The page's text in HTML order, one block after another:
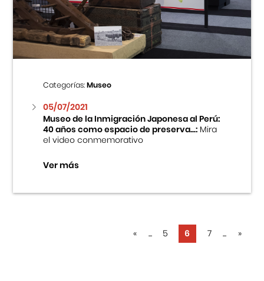
Categorías:Museo
05/07/2021
Museo de la Inmigración Japonesa al Perú:
40 años como espacio de preserva...:Mira
el video conmemorativo
Ver más
« ... 5 6 7 ... »